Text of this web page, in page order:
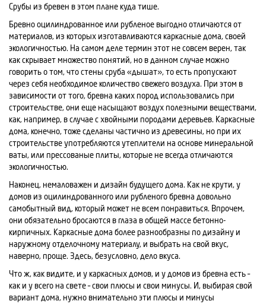
Срубы из бревен в этом плане куда тише.
Бревно оцилиндрованное или рубленое выгодно отличаются от
материалов, из которых изготавливаются каркасные дома, своей
экологичностью. На самом деле термин этот не совсем верен, так
как скрывает множество понятий, но в данном случае можно
говорить о том, что стены сруба «дышат», то есть пропускают
через себя необходимое количество свежего воздуха. При этом в
зависимости от того, бревна каких пород использовались при
строительстве, они еще насыщают воздух полезными веществами,
как, например, в случае с хвойными породами деревьев. Каркасные
дома, конечно, тоже сделаны частично из древесины, но при их
строительстве употребляются утеплители на основе минеральной
ваты, или прессованые плиты, которые не всегда отличаются
экологичностью.
Наконец, немаловажен и дизайн будущего дома. Как не крути, у
домов из оцилиндрованного или рубленого бревна довольно
самобытный вид, который может не всем понравиться. Впрочем,
они обязательно бросаются в глаза в общей массе бетонно-
кирпичных. Каркасные дома более разнообразны по дизайну и
наружному отделочному материалу, и выбрать на свой вкус,
наверно, проще. Здесь, безусловно, дело вкуса.
Что ж, как видите, и у каркасных домов, и у домов из бревна есть –
как и у всего на свете – свои плюсы и свои минусы. И, выбирая свой
вариант дома, нужно внимательно эти плюсы и минусы